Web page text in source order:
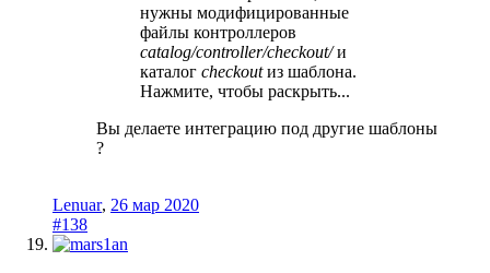
нужны модифицированные
файлы контроллеров
catalog/controller/checkout/и
каталог checkoutиз шаблона.
Нажмите, чтобы раскрыть...
Вы делаете интеграцию под другие шаблоны
?
Lenuar, 26 мар 2020
#138